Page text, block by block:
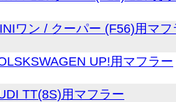
ワン / クーパー (F56)用マフ
UP!用マフラー
TT(8S)用マフラー